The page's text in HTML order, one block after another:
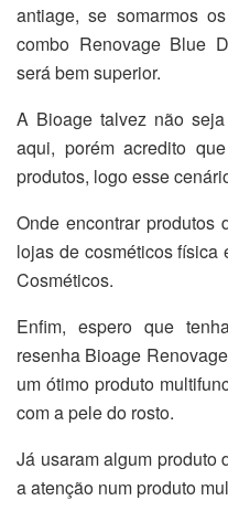
antiage, se somarmos
combo Renovage Blue
será bem superior.
A Bioage talvez não
aqui, porém acredito
produtos, logo esse
Onde encontrar produtos
lojas de cosméticos
Cosméticos.
Enfim, espero que
resenha Bioage
um ótimo produto
com a pele do rosto.
Já usaram algum produto
a atenção num produto